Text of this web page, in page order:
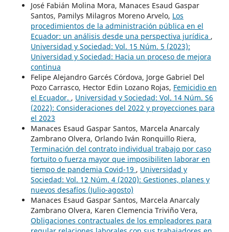
José Fabián Molina Mora, Manaces Esaud Gaspar
Santos, Pamilys Milagros Moreno Arvelo, Los
procedimientos de la administración pública en el
Ecuador: un análisis desde una perspectiva jurídica ,
Universidad y Sociedad: Vol. 15 Núm. 5 (2023):
Universidad y Sociedad: Hacia un proceso de mejora
continua
Felipe Alejandro Garcés Córdova, Jorge Gabriel Del
Pozo Carrasco, Hector Edin Lozano Rojas, Femicidio en
el Ecuador. , Universidad y Sociedad: Vol. 14 Núm. S6
(2022): Consideraciones del 2022 y proyecciones para
el 2023
Manaces Esaud Gaspar Santos, Marcela Anarcaly
Zambrano Olvera, Orlando Iván Ronquillo Riera,
Terminación del contrato individual trabajo por caso
fortuito o fuerza mayor que imposibiliten laborar en
tiempo de pandemia Covid-19 , Universidad y
Sociedad: Vol. 12 Núm. 4 (2020): Gestiones, planes y
nuevos desafíos (Julio-agosto)
Manaces Esaud Gaspar Santos, Marcela Anarcaly
Zambrano Olvera, Karen Clemencia Triviño Vera,
Obligaciones contractuales de los empleadores para